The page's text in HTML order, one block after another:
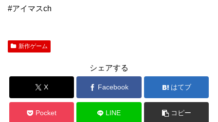
#アイマスch
新作ゲーム
シェアする
X Facebook はてブ
Pocket LINE コピー